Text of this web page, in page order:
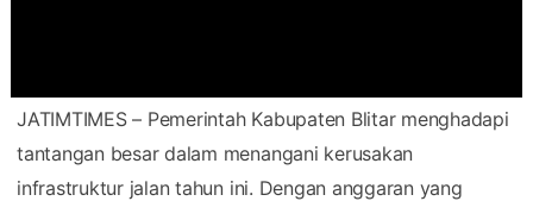
JATIMTIMES – Pemerintah Kabupaten Blitar menghadapi
tantangan besar dalam menangani kerusakan
infrastruktur jalan tahun ini. Dengan anggaran yang